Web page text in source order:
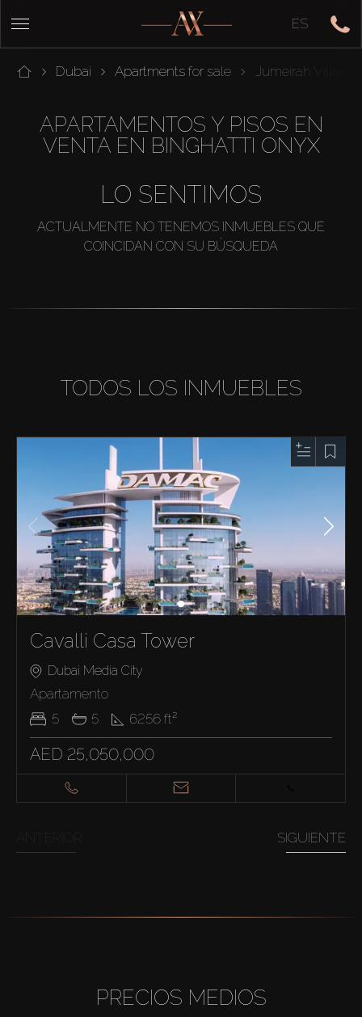
ES
Dubai Apartments for sale Jumeirah Village
APARTAMENTOS Y PISOS EN
VENTA EN BINGHATTI ONYX
LO SENTIMOS
ACTUALMENTE NO TENEMOS INMUEBLES QUE
COINCIDAN CON SU BÚSQUEDA
TODOS LOS INMUEBLES
Cavalli Casa Tower
Dubai Media City
Apartamento
5
5 6256 ft²
AED 25,050,000
SIGUIENTE
PRECIOS MEDIOS